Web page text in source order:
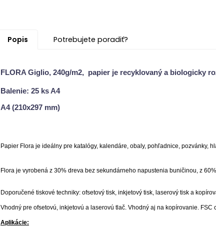
Popis Potrebujete poradiť?
FLORA Giglio, 240g/m2, papier je recyklovaný a biologicky
Balenie: 25 ks A4
A4 (210x297 mm)
Papier Flora je ideálny pre katalógy, kalendáre, obaly, pohľadnice, pozvánky,
Flora je vyrobená z 30% dreva bez sekundárneho napustenia buničinou, z
Doporučené tiskové techniky: ofsetový tisk, inkjetový tisk, laserový tisk a
Vhodný pre ofsetovú, inkjetovú a laserovú tlač. Vhodný aj na kopírovanie.FSC
Aplikácie: